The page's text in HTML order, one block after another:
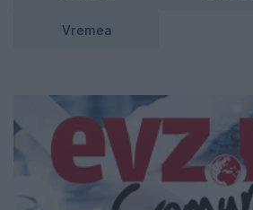
Vremea